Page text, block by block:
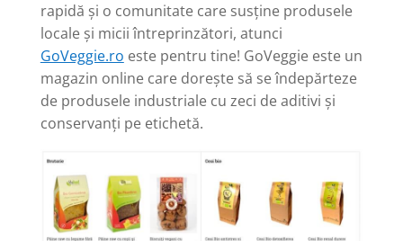
rapidă și o comunitate care susține produsele
locale și micii întreprinzători, atunci
GoVeggie.ro este pentru tine! GoVeggie este un
magazin online care dorește să se îndepărteze
de produsele industriale cu zeci de aditivi și
conservanți pe etichetă.